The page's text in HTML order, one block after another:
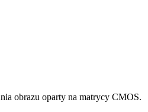
obrazu oparty na matrycy CMOS.